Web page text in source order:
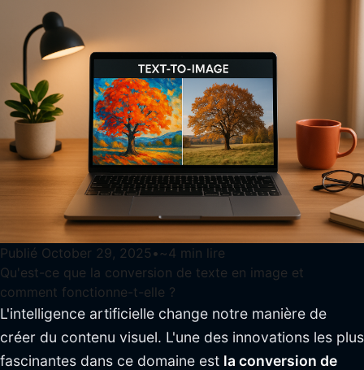
Publié October 29, 2025 • ~4 min lire
Qu'est-ce que la conversion de texte en image et
comment fonctionne-t-elle ?
L'intelligence artificielle change notre manière de
créer du contenu visuel. L'une des innovations les plus
fascinantes dans ce domaine est la conversion de